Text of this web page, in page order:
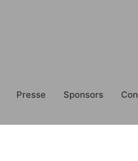
Presse Sponsors